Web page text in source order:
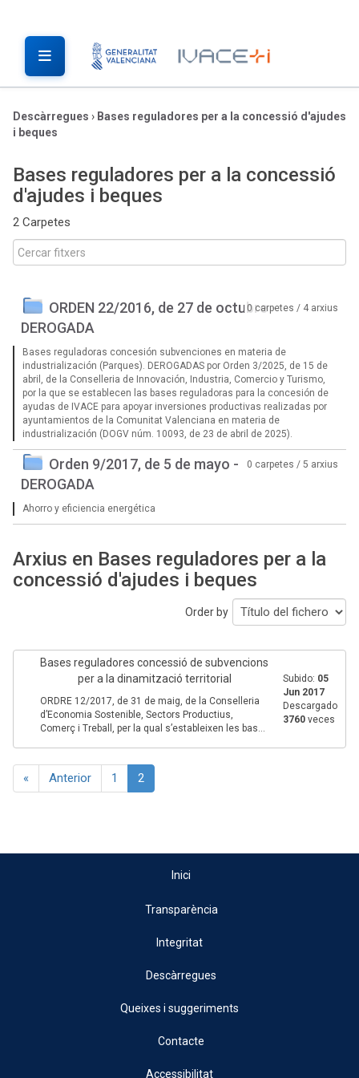
Descàrregues › Bases reguladores per a la concessió d'ajudes
i beques
Bases reguladores per a la concessió
d'ajudes i beques
2 Carpetes
ORDEN 22/2016, de 27 de octubre -
DEROGADA
0 carpetes / 4 arxius
Bases reguladoras concesión subvenciones en materia de
industrialización (Parques). DEROGADAS por Orden 3/2025, de 15 de
abril, de la Conselleria de Innovación, Industria, Comercio y Turismo,
por la que se establecen las bases reguladoras para la concesión de
ayudas de IVACE para apoyar inversiones productivas realizadas por
ayuntamientos de la Comunitat Valenciana en materia de
industrialización (DOGV núm. 10093, de 23 de abril de 2025).
Orden 9/2017, de 5 de mayo -
DEROGADA
0 carpetes / 5 arxius
Ahorro y eficiencia energética
Arxius en Bases reguladores per a la
concessió d'ajudes i beques
Order by
Bases reguladores concessió de subvencions
per a la dinamització territorial
ORDRE 12/2017, de 31 de maig, de la Conselleria
d’Economia Sostenible, Sectors Productius,
Comerç i Treball, per la qual s’estableixen les bas...
Subido: 05
Jun 2017
Descargado
3760 veces
« Anterior 1 2
Inici
Transparència
Integritat
Descàrregues
Queixes i suggeriments
Contacte
Accessibilitat